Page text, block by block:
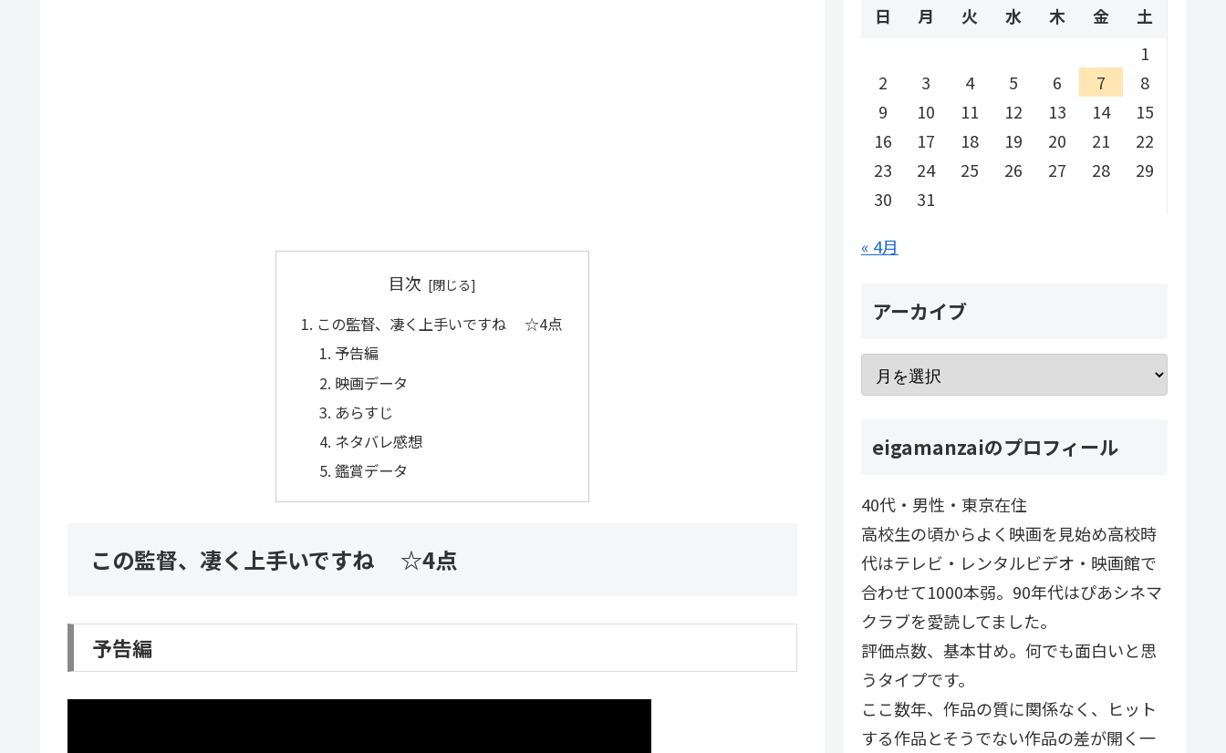
目次
この監督、凄く上手いですね ☆4点
予告編
映画データ
あらすじ
ネタバレ感想
鑑賞データ
この監督、凄く上手いですね ☆4点
予告編
日 月 火 水 木 金
土
1
2
3 4 5 6 7
8
9
10 11 12 13 14
15
16
17 18 19 20 21
22
23
24 25 26 27 28
29
30
31
« 4月
アーカイブ
eigamanzaiのプロフィール
40代・男性・東京在住
高校生の頃からよく映画を見始め高校時
代はテレビ・レンタルビデオ・映画館で
合わせて1000本弱。90年代はぴあシネマ
クラブを愛読してました。
評価点数、基本甘め。何でも面白いと思
うタイプです。
ここ数年、作品の質に関係なく、ヒット
する作品とそうでない作品の差が開く一